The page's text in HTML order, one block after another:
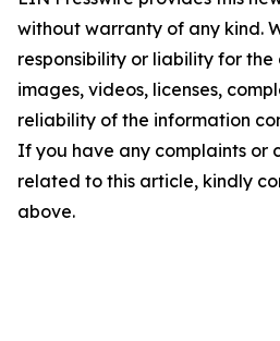
without warranty of any kind.
responsibility or liability for
images, videos, licenses,
reliability of the information
If you have any complaints or
related to this article, kindly
above.